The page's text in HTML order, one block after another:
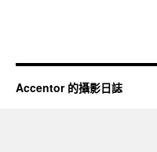
Accentor 的攝影日誌